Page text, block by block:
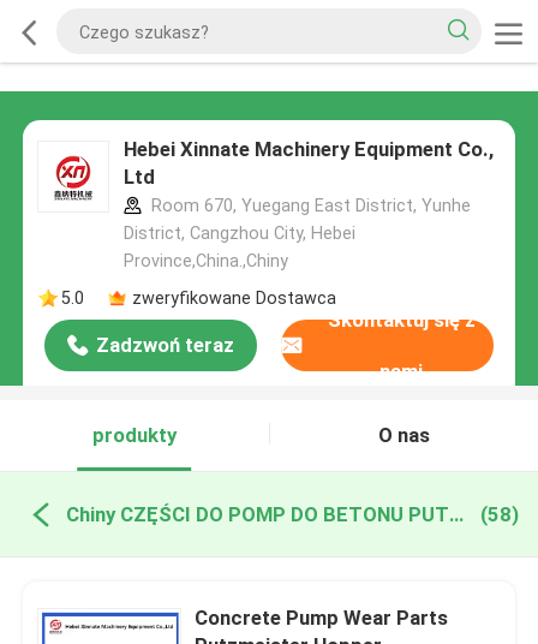
Hebei Xinnate Machinery Equipment Co.,
Ltd
Room 670, Yuegang East District, Yunhe
District, Cangzhou City, Hebei
Province,China.,Chiny
5.0
zweryfikowane Dostawca
Zadzwoń teraz
Skontaktuj się z
nami
produkty O nas
Chiny CZĘŚCI DO POMP DO BETONU PUTZMEISTER (58)
Concrete Pump Wear Parts